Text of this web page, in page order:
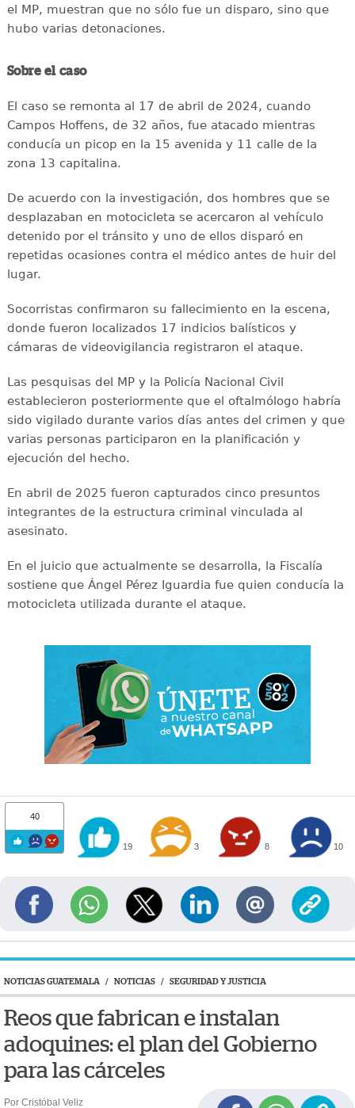
el MP, muestran que no sólo fue un disparo, sino que
hubo varias detonaciones.
Sobre el caso
El caso se remonta al 17 de abril de 2024, cuando
Campos Hoffens, de 32 años, fue atacado mientras
conducía un picop en la 15 avenida y 11 calle de la
zona 13 capitalina.
De acuerdo con la investigación, dos hombres que se
desplazaban en motocicleta se acercaron al vehículo
detenido por el tránsito y uno de ellos disparó en
repetidas ocasiones contra el médico antes de huir del
lugar.
Socorristas confirmaron su fallecimiento en la escena,
donde fueron localizados 17 indicios balísticos y
cámaras de videovigilancia registraron el ataque.
Las pesquisas del MP y la Policía Nacional Civil
establecieron posteriormente que el oftalmólogo habría
sido vigilado durante varios días antes del crimen y que
varias personas participaron en la planificación y
ejecución del hecho.
En abril de 2025 fueron capturados cinco presuntos
integrantes de la estructura criminal vinculada al
asesinato.
En el juicio que actualmente se desarrolla, la Fiscalía
sostiene que Ángel Pérez Iguardia fue quien conducía la
motocicleta utilizada durante el ataque.
40
19 3 8 10
NOTICIAS GUATEMALA / NOTICIAS / SEGURIDAD Y JUSTICIA
Reos que fabrican e instalan
adoquines: el plan del Gobierno
para las cárceles
Por Cristóbal Veliz